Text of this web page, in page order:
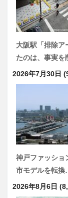
大阪駅「排除ア
たのは、事実を
2026年7月30日
神戸ファッショ
市モデルを転
2026年8月6日